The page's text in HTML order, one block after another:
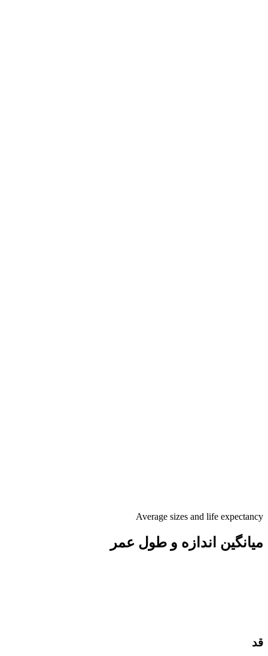
Average sizes and life expectancy
میانگین اندازه و طول عمر
قد